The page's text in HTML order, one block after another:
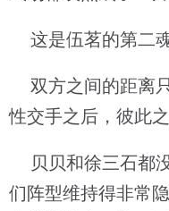
这是伍茗的第二
双方之间的距离
性交手之后，彼此
贝贝和徐三石都
们阵型维持得非常